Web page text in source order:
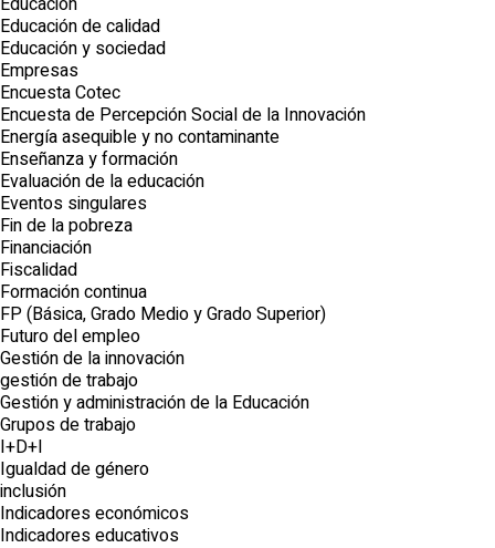
Educación de calidad
Educación y sociedad
Empresas
Encuesta Cotec
Encuesta de Percepción Social de la Innovación
Energía asequible y no contaminante
Enseñanza y formación
Evaluación de la educación
Eventos singulares
Fin de la pobreza
Financiación
Fiscalidad
Formación continua
FP (Básica, Grado Medio y Grado Superior)
Futuro del empleo
Gestión de la innovación
gestión de trabajo
Gestión y administración de la Educación
Grupos de trabajo
I+D+I
Igualdad de género
inclusión
Indicadores económicos
Indicadores educativos